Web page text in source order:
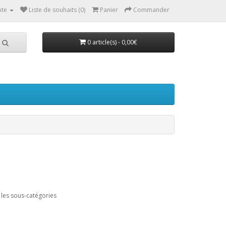
Liste de souhaits (0) Panier Commander
0 article(s) - 0,00€
sous-catégories